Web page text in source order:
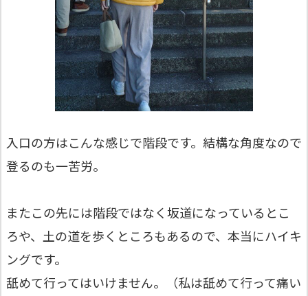
入口の方はこんな感じで階段です。結構な角度なので
登るのも一苦労。
またこの先には階段ではなく坂道になっているとこ
ろや、土の道を歩くところもあるので、本当にハイキ
ングです。
舐めて行ってはいけません。（私は舐めて行って痛い